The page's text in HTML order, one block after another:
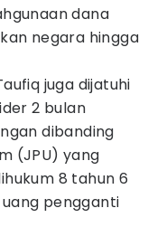
dana
negara hingga
juga dijatuhi
2 bulan
dibanding
(JPU) yang
8 tahun 6
pengganti